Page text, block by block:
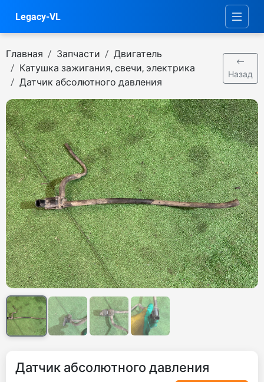
Legacy-VL
Главная Запчасти
Двигатель
Катушка зажигания, свечи, электрика
Датчик абсолютного давления
Назад
Датчик абсолютного давления